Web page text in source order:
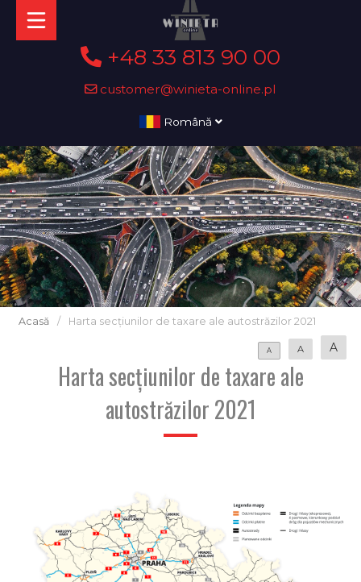
+48 33 813 90 00
customer@winieta-online.pl
Română
Acasă / Harta secțiunilor de taxare ale autostrăzilor 2021
A A A
Harta secțiunilor de taxare ale
autostrăzilor 2021